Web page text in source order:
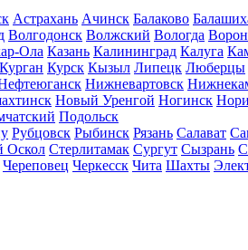
Астрахань Ачинск Балаково
Волгодонск Волжский Вологда
Ола Казань Калининград Калуга
Курган Курск Кызыл Липецк Люберцы
Нижневартовск
Новый Уренгой Ногинск
Подольск
Рубцовск Рыбинск Рязань Салават
Оскол Стерлитамак Сургут Сызрань
Череповец Черкесск Чита Шахты